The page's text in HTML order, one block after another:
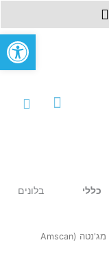
כללי בלונים
/ חצאית שולחן מג'נטה Amscan)
פתח